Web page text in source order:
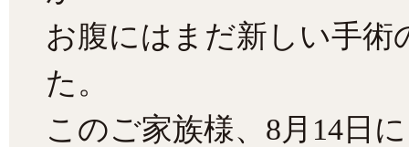
お腹にはまだ新しい手
た。
このご家族様、8月14日